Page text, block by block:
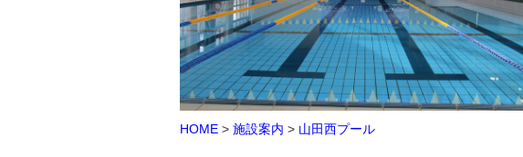
HOME > 施設案内 > 山田西プール